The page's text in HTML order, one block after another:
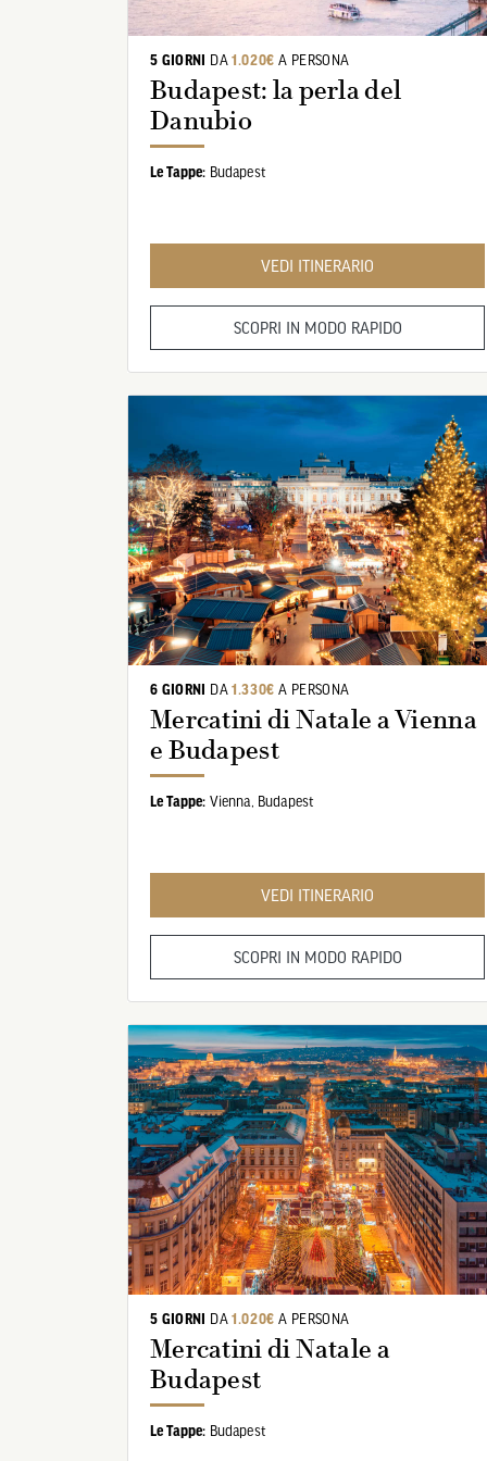
5 GIORNI DA1.020€ A PERSONA
Budapest: la perla del
Danubio
Le Tappe: Budapest
VEDI ITINERARIO
SCOPRI IN MODO RAPIDO
6 GIORNI DA1.330€ A PERSONA
Mercatini di Natale a Vienna
e Budapest
Le Tappe: Vienna, Budapest
VEDI ITINERARIO
SCOPRI IN MODO RAPIDO
5 GIORNI DA1.020€ A PERSONA
Mercatini di Natale a
Budapest
Le Tappe: Budapest